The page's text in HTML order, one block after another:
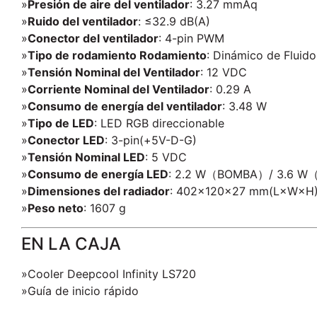
»Presión de aire del ventilador: 3.27 mmAq
»Ruido del ventilador: ≤32.9 dB(A)
»Conector del ventilador: 4-pin PWM
»Tipo de rodamiento Rodamiento: Dinámico de Fluido
»Tensión Nominal del Ventilador: 12 VDC
»Corriente Nominal del Ventilador: 0.29 A
»Consumo de energía del ventilador: 3.48 W
»Tipo de LED: LED RGB direccionable
»Conector LED: 3-pin(+5V-D-G)
»Tensión Nominal LED: 5 VDC
»Consumo de energía LED: 2.2 W（BOMBA）/ 3.6 W
»Dimensiones del radiador: 402×120×27 mm(L×W×H)
»Peso neto: 1607 g
EN LA CAJA
»Cooler Deepcool Infinity LS720
»Guía de inicio rápido